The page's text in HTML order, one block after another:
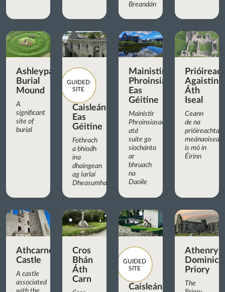
Breandán
Ashleypark
Burial
Mound
A
significant
site of
burial
GUIDED
SITE
Caisleán
Eas
Géitine
Fothrach
a bhíodh
ina
dhaingean
ag Iarlaí
Dheasumhan
Mainistir
Phroinsiasach
Eas
Géitine
Mainistir
Phroinsiasach
atá
suite go
síochánta
ar
bhruach
na
Daoile
Áth
Iseal
Ceann
de na
prióireachtaí
is mó in
Éirinn
Athcarne
Castle
A castle
associated
Cros
Bhán
Áth
Carn
GUIDED
SITE
Caisleán
Athenry
Priory
The